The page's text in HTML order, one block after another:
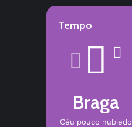
Tempo
Braga
Céu pouco nubledo